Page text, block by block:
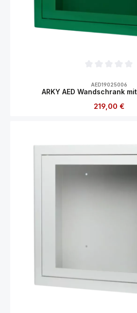
AED19025006
ARKY AED Wandschrank
Regulärer Preis:
219,00 €